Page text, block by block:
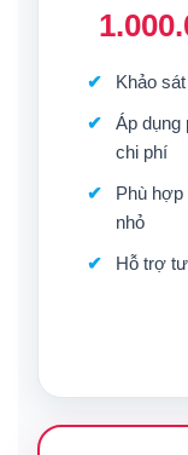
Khảo
Áp dụng
chi phí
Phù hợp
nhỏ
Hỗ trợ